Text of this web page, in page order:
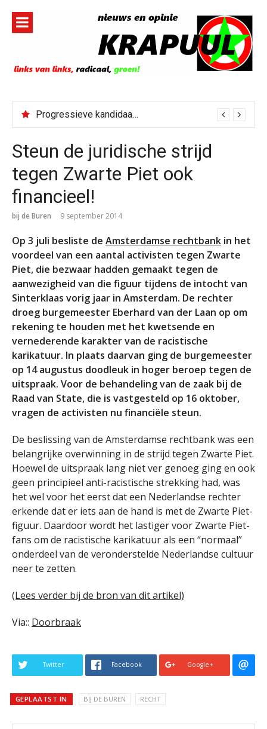
inhoud
Progressieve kandidaat El-Sayed senaatskandidaat Michigan
Steun de juridische strijd
tegen Zwarte Piet ook
financieel!
bij de Buren 9 september 2014
Op 3 juli besliste de Amsterdamse rechtbank in het
voordeel van een aantal activisten tegen Zwarte
Piet, die bezwaar hadden gemaakt tegen de
aanwezigheid van die figuur tijdens de intocht van
Sinterklaas vorig jaar in Amsterdam. De rechter
droeg burgemeester Eberhard van der Laan op om
rekening te houden met het kwetsende en
vernederende karakter van de racistische
karikatuur. In plaats daarvan ging de burgemeester
op 14 augustus doodleuk in hoger beroep tegen de
uitspraak. Voor de behandeling van de zaak bij de
Raad van State, die is vastgesteld op 16 oktober,
vragen de activisten nu financiële steun.
De beslissing van de Amsterdamse rechtbank was een
belangrijke overwinning in de strijd tegen Zwarte Piet.
Hoewel de uitspraak lang niet ver genoeg ging en ook
geen principieel anti-racistische strekking had, was
het wel voor het eerst dat een Nederlandse rechter
erkende dat er iets aan de hand is met de Zwarte Piet-
figuur. Daardoor wordt het lastiger voor Zwarte Piet-
fans om de racistische karikatuur als een “normaal”
onderdeel van de veronderstelde Nederlandse cultuur
neer te zetten.
(Lees verder bij de bron van dit artikel)
Via:: Doorbraak
Twitter Facebook Google+
GEPLAATST IN BIJ DE BUREN RECHT